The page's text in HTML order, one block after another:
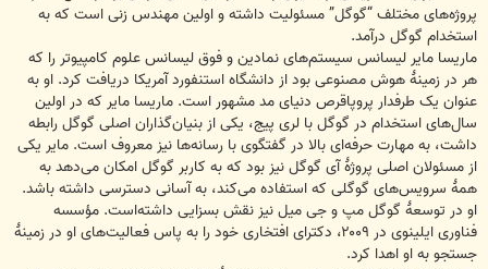
پروژه‌های مختلف “گوگل” مسئولیت داشته و اولین مهندس زنی است که به
استخدام گوگل درآمد.
ماریسا مایر لیسانس سیستم‌های نمادین و فوق لیسانس علوم کامپیوتر را که
هر در زمینهٔ هوش مصنوعی بود از دانشگاه استنفورد آمریکا دریافت کرد. او به
عنوان یک طرفدار پروپاقرص دنیای مد مشهور است. ماریسا مایر که در اولین
سال‌های استخدام در گوگل با لری پیج، یکی از بنیان‌گذاران اصلی گوگل رابطه
داشت، به مهارت حرفه‌ای بالا در گفتگوی با رسانه‌ها نیز معروف است. مایر یکی
از مسئولان اصلی پروژهٔ آی گوگل نیز بود که به کاربر گوگل امکان می‌دهد به
همهٔ سرویس‌های گوگلی که استفاده می‌کند، به آسانی دسترسی داشته باشد.
او در توسعهٔ گوگل مپ و جی میل نیز نقش بسزایی داشته‌است. مؤسسه
فناوری ایلینوی در ۲۰۰۹، دکترای افتخاری خود را به پاس فعالیت‌های او در زمینهٔ
جستجو به او اهدا کرد.